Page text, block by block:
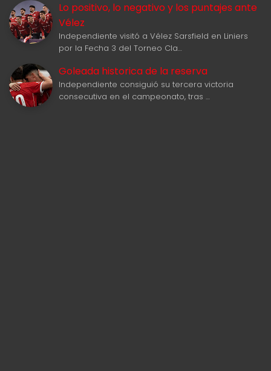
Lo positivo, lo negativo y los puntajes ante
Vélez
Independiente visitó a Vélez Sarsfield en Liniers
por la Fecha 3 del Torneo Cla…
Goleada historica de la reserva
Independiente consiguió su tercera victoria
consecutiva en el campeonato, tras …